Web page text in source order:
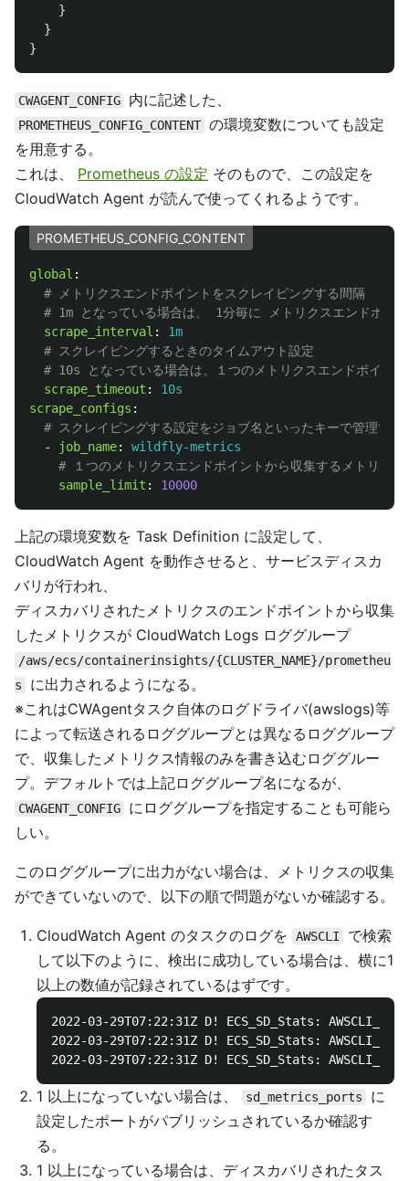
}
}
}
CWAGENT_CONFIG 内に記述した、
PROMETHEUS_CONFIG_CONTENT の環境変数についても設定
を用意する。
これは、 Prometheus の設定 そのもので、この設定を
CloudWatch Agent が読んで使ってくれるようです。
PROMETHEUS_CONFIG_CONTENT
global :
# メトリクスエンドポイントをスクレイピングする間隔
# 1m となっている場合は、 1分毎に メトリクスエンドポ
scrape_interval :
1m
# スクレイピングするときのタイムアウト設定
# 10s となっている場合は、１つのメトリクスエンドポイン
scrape_timeout :
10s
scrape_configs :
# スクレイピングする設定をジョブ名といったキーで管理する
-
job_name:
wildfly-metrics
# １つのメトリクスエンドポイントから収集するメトリクス
sample_limit : 10000
上記の環境変数を Task Definition に設定して、
CloudWatch Agent を動作させると、サービスディスカ
バリが行われ、
ディスカバリされたメトリクスのエンドポイントから収集
したメトリクスが CloudWatch Logs ロググループ
/aws/ecs/containerinsights/{CLUSTER_NAME}/prometheu
s
に出力されるようになる。
※これはCWAgentタスク自体のログドライバ(awslogs)等
によって転送されるロググループとは異なるロググループ
で、収集したメトリクス情報のみを書き込むロググルー
プ。デフォルトでは上記ロググループ名になるが、
CWAGENT_CONFIG
にロググループを指定することも可能ら
しい。
このロググループに出力がない場合は、メトリクスの収集
ができていないので、以下の順で問題がないか確認する。
CloudWatch Agent のタスクのログを AWSCLI
で検索
して以下のように、検出に成功している場合は、横に1
以上の数値が記録されているはずです。
2022-03-29T07:22:31Z D! ECS_SD_Stats:
2022-03-29T07:22:31Z D! ECS_SD_Stats:
1 以上になっていない場合は、 sd_metrics_ports
に
設定したポートがパブリッシュされているか確認す
る。
1 以上になっている場合は、ディスカバリされたタス